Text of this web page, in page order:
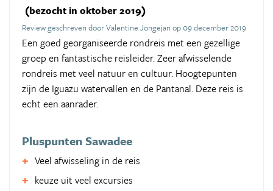
(bezocht in oktober 2019)
Review geschreven door Valentine Jongejan op 09 december 2019
Een goed georganiseerde rondreis met een gezellige
groep en fantastische reisleider. Zeer afwisselende
rondreis met veel natuur en cultuur. Hoogtepunten
zijn de Iguazu watervallen en de Pantanal. Deze reis is
echt een aanrader.
Pluspunten Sawadee
Veel afwisseling in de reis
keuze uit veel excursies